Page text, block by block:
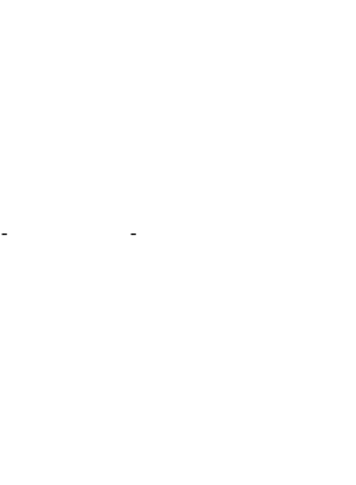
- -